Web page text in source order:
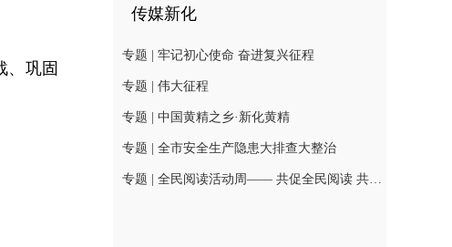
、巩固
传媒新化
专题 | 牢记初心使命 奋进复兴征程
专题 | 伟大征程
专题 | 中国黄精之乡·新化黄精
专题 | 全市安全生产隐患大排查大整治
专题 | 全民阅读活动周—— 共促全民阅读 共建书香社会